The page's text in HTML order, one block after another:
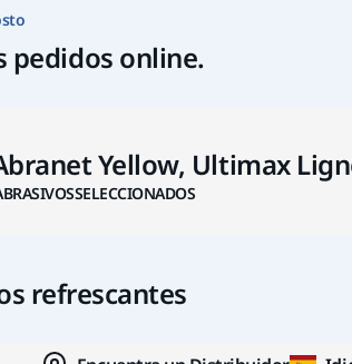
pedidos online.
Yellow, Ultimax
refrescantes